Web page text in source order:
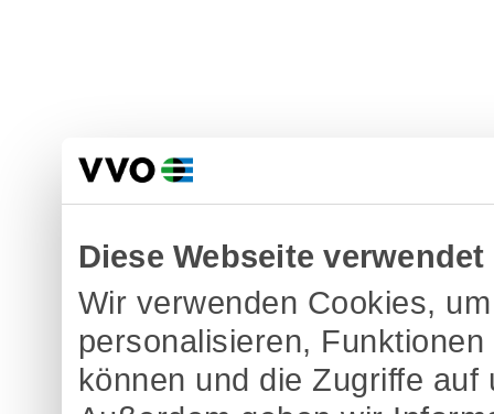
Diese Webseite
Wir verwenden Cookies,
personalisieren,
können und die Zugriffe